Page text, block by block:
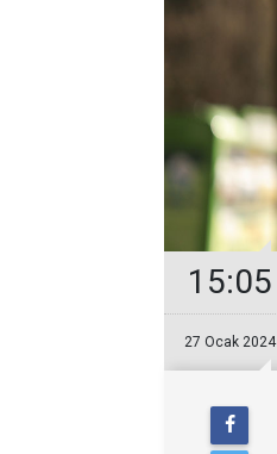
15:05
27 Ocak 2024